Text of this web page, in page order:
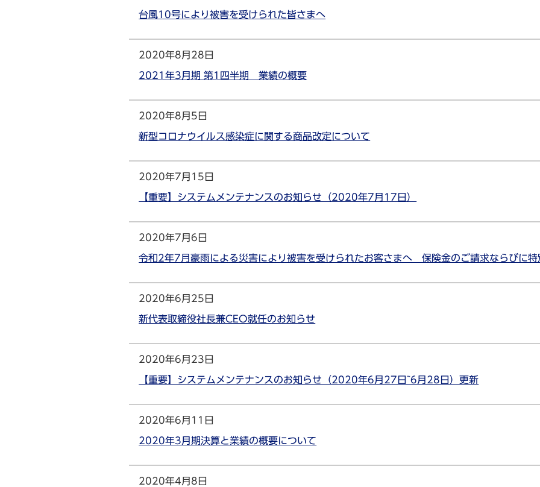
台風10号により被害を受けられた皆さまへ
2020年8月28日
2021年3月期 第1四半期 業績の概要
2020年8月5日
新型コロナウイルス感染症に関する商品改定について
2020年7月15日
【重要】システムメンテナンスのお知らせ（2020年7月17日）
2020年7月6日
令和2年7月豪雨による災害により被害を受けられたお客さまへ 保険金のご請求ならびに特
2020年6月25日
新代表取締役社長兼CEO就任のお知らせ
2020年6月23日
【重要】システムメンテナンスのお知らせ（2020年6月27日~6月28日）更新
2020年6月11日
2020年3月期決算と業績の概要について
2020年4月8日